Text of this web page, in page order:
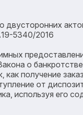
5340/2016
о
получение
от
используя его